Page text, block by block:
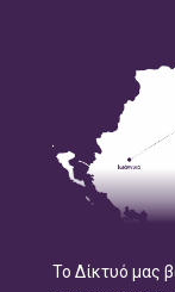
Το Δίκτυό μας